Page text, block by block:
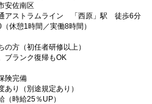
安佐南区
アストラムライン 「西原」駅 徒歩6分
休憩1時間／実働8時間）
方（初任者研修以上）
ブランク復帰もOK
険完備
り（別途規定あり）
時給25％UP）